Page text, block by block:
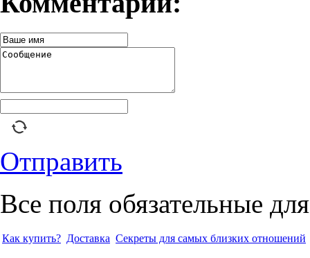
Отправить
Все поля обязательные
Как купить? Доставка Секреты для самых близких отношений